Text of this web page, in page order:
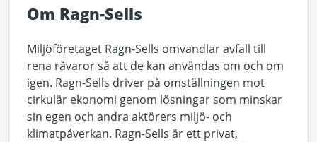
Om Ragn-Sells
Miljöföretaget Ragn-Sells omvandlar avfall till
rena råvaror så att de kan användas om och om
igen. Ragn-Sells driver på omställningen mot
cirkulär ekonomi genom lösningar som minskar
sin egen och andra aktörers miljö- och
klimatpåverkan. Ragn-Sells är ett privat,